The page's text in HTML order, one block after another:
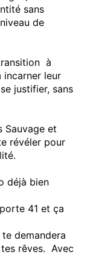
sans
de
à
incarner leur
justifier, sans
Sauvage et
révéler pour
déjà bien
41 et ça
demandera
rêves. Avec